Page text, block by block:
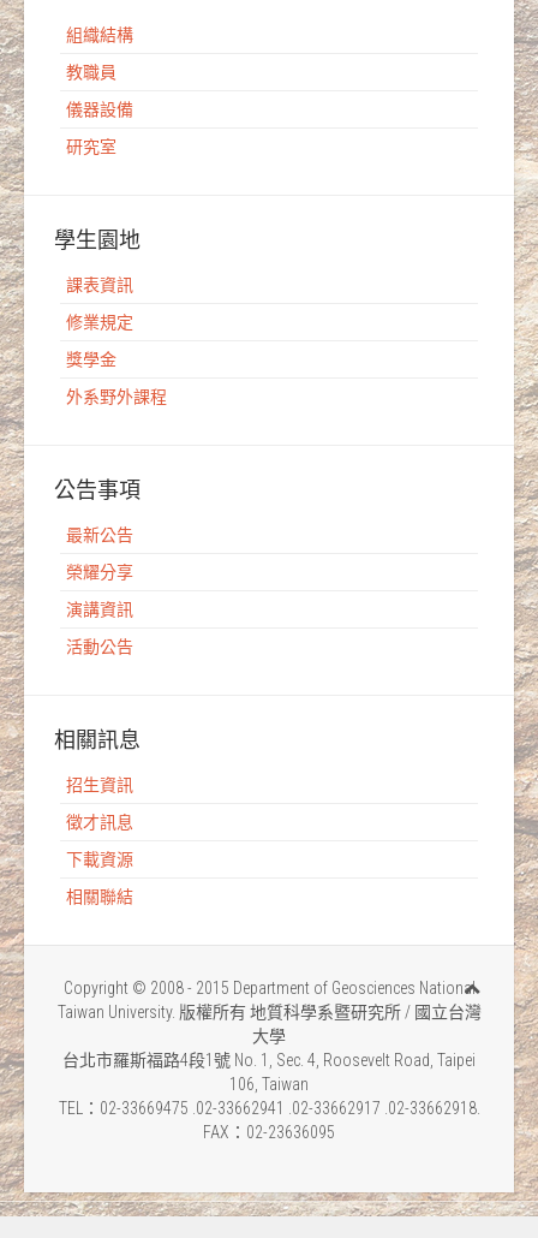
組織結構
教職員
儀器設備
研究室
學生園地
課表資訊
修業規定
獎學金
外系野外課程
公告事項
最新公告
榮耀分享
演講資訊
活動公告
相關訊息
招生資訊
徵才訊息
下載資源
相關聯結
Copyright © 2008 - 2015 Department of Geosciences National
Taiwan University. 版權所有 地質科學系暨研究所 / 國立台灣
大學
台北市羅斯福路4段1號 No. 1, Sec. 4, Roosevelt Road, Taipei
106, Taiwan
TEL：02-33669475 .02-33662941 .02-33662917 .02-33662918.
FAX：02-23636095